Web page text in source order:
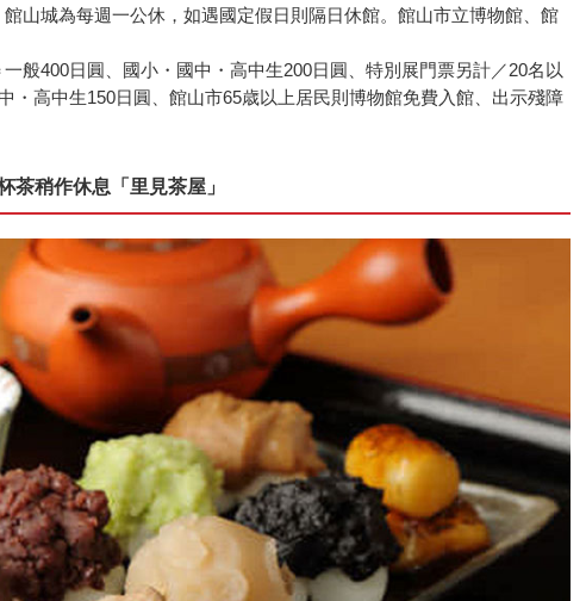
山城為每週一公休，如遇國定假日則隔日休館。館山市立博物館、館
般400日圓、國小・國中・高中生200日圓、特別展門票另計／20名以
・高中生150日圓、館山市65歳以上居民則博物館免費入館、出示殘障
茶稍作休息「里見茶屋」